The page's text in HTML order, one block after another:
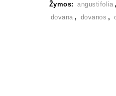
Žymos: angustifolia ,
dovana , dovanos ,